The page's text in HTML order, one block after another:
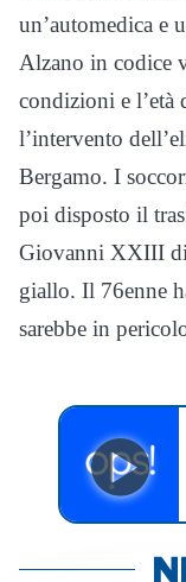
un’automedica e
Alzano in codice
condizioni e l’età
l’intervento
Bergamo. I
poi disposto il
Giovanni XXIII di
giallo. Il 76enne
sarebbe in